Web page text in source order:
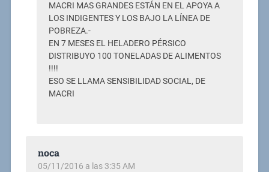
MACRI MAS GRANDES ESTÁN EN EL APOYA A
LOS INDIGENTES Y LOS BAJO LA LÍNEA DE
POBREZA.-
EN 7 MESES EL HELADERO PÉRSICO
DISTRIBUYO 100 TONELADAS DE ALIMENTOS
!!!!
ESO SE LLAMA SENSIBILIDAD SOCIAL, DE
MACRI
noca
05/11/2016 a las 3:35 AM